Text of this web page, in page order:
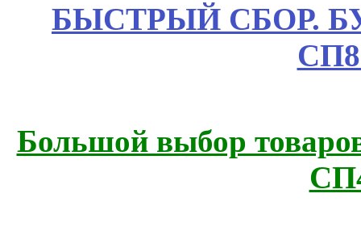
БЫСТРЫЙ СБОР.
Большой выбор